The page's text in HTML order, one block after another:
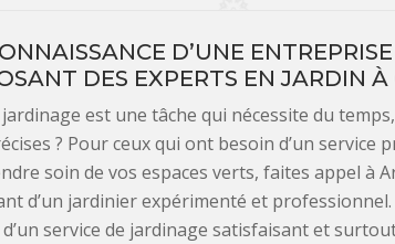
D’UNE
DES EXPERTS EN JARDIN À
est une tâche qui nécessite du
? Pour ceux qui ont besoin d’un service
soin de vos espaces verts, faites appel à
d’un jardinier expérimenté et
service de jardinage satisfaisant et